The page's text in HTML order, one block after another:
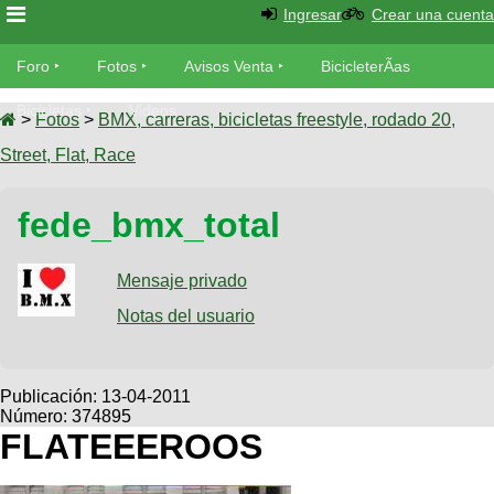
Foro
Foro
TÃ©cnica
Fotos
tu foto
Galeria
XC
Viajes
Descenso
SUBÃ
tu
Buscar
Ultimos
Fotos
BicicleterÃ­
as
Bicicletas
Tandem
Videos
Cicloturismo
Ingresar Crear una cuenta
Foro Fotos Avisos Venta BicicleterÃ­as
Bicicletas Videos
> Fotos > BMX, carreras, bicicletas freestyle, rodado 20,
Street, Flat, Race
fede_bmx_total
Mensaje privado
Notas del usuario
Publicación: 13-04-2011
Número: 374895
FLATEEEROOS